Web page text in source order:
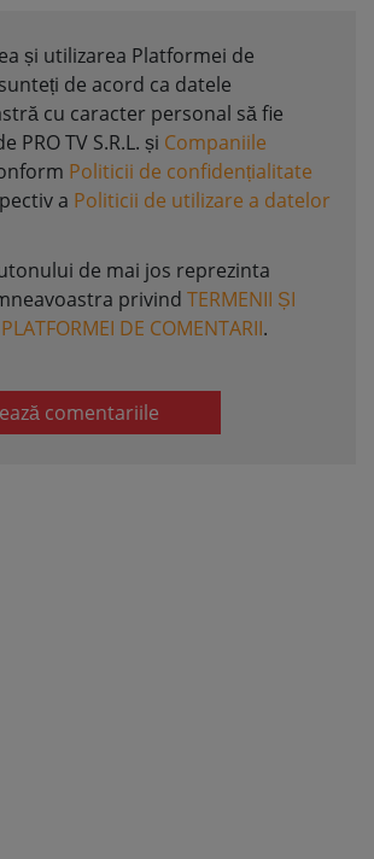
și utilizarea Platformei de
de acord ca datele
cu caracter personal să fie
PRO TV S.R.L. și Companiile
Politicii de confidențialitate
a Politicii de utilizare a datelor
de mai jos reprezinta
privind TERMENII ȘI
DE COMENTARII.
comentariile